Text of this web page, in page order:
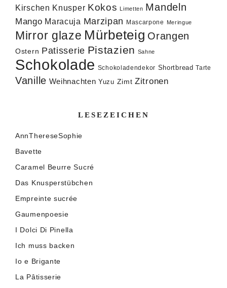
Kirschen Knusper Kokos Limetten Mandeln
Mango Maracuja Marzipan Mascarpone Meringue
Mirror glaze Mürbeteig Orangen
Ostern Patisserie Pistazien Sahne
Schokolade Schokoladendekor Shortbread Tarte
Vanille Weihnachten Yuzu Zimt Zitronen
LESEZEICHEN
AnnThereseSophie
Bavette
Caramel Beurre Sucré
Das Knusperstübchen
Empreinte sucrée
Gaumenpoesie
I Dolci Di Pinella
Ich muss backen
Io e Brigante
La Pâtisserie